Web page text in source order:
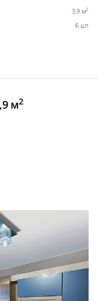
3,9 м2
6 шт
м2